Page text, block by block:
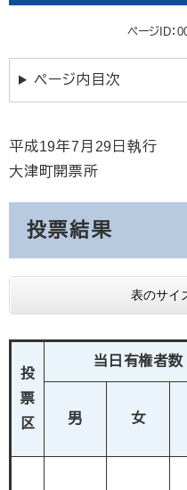
ページID：
ページ内目次
平成19年7月29日執行
大津町開票所
投票結果
表のサイ
投
票
区
当日有権者数
男 女